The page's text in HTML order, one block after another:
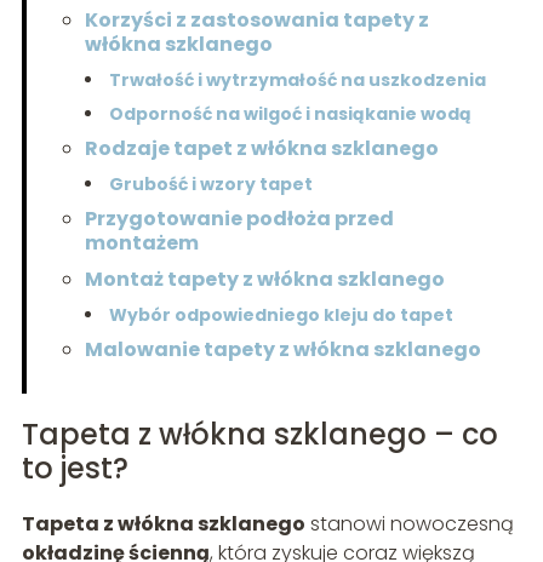
Korzyści z zastosowania tapety z
włókna szklanego
Trwałość i wytrzymałość na uszkodzenia
Odporność na wilgoć i nasiąkanie wodą
Rodzaje tapet z włókna szklanego
Grubość i wzory tapet
Przygotowanie podłoża przed
montażem
Montaż tapety z włókna szklanego
Wybór odpowiedniego kleju do tapet
Malowanie tapety z włókna szklanego
Tapeta z włókna szklanego – co
to jest?
Tapeta z włókna szklanego stanowi nowoczesną
okładzinę ścienną, która zyskuje coraz większą